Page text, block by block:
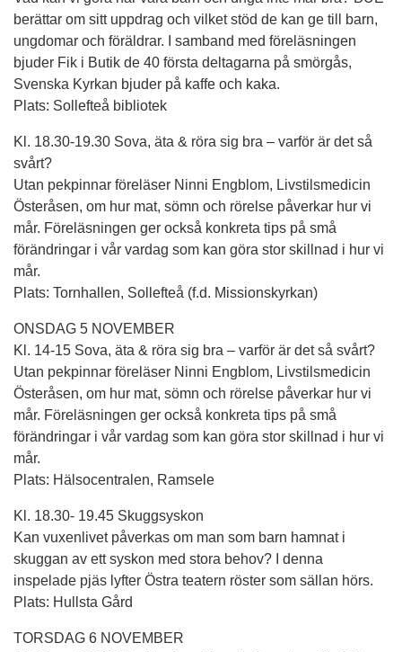
berättar om sitt uppdrag och vilket stöd de kan ge till barn,
ungdomar och föräldrar. I samband med föreläsningen
bjuder Fik i Butik de 40 första deltagarna på smörgås,
Svenska Kyrkan bjuder på kaffe och kaka.
Plats: Sollefteå bibliotek
Kl. 18.30-19.30 Sova, äta & röra sig bra – varför är det så
svårt?
Utan pekpinnar föreläser Ninni Engblom, Livstilsmedicin
Österåsen, om hur mat, sömn och rörelse påverkar hur vi
mår. Föreläsningen ger också konkreta tips på små
förändringar i vår vardag som kan göra stor skillnad i hur vi
mår.
Plats: Tornhallen, Sollefteå (f.d. Missionskyrkan)
ONSDAG 5 NOVEMBER
Kl. 14-15 Sova, äta & röra sig bra – varför är det så svårt?
Utan pekpinnar föreläser Ninni Engblom, Livstilsmedicin
Österåsen, om hur mat, sömn och rörelse påverkar hur vi
mår. Föreläsningen ger också konkreta tips på små
förändringar i vår vardag som kan göra stor skillnad i hur vi
mår.
Plats: Hälsocentralen, Ramsele
Kl. 18.30- 19.45 Skuggsyskon
Kan vuxenlivet påverkas om man som barn hamnat i
skuggan av ett syskon med stora behov? I denna
inspelade pjäs lyfter Östra teatern röster som sällan hörs.
Plats: Hullsta Gård
TORSDAG 6 NOVEMBER